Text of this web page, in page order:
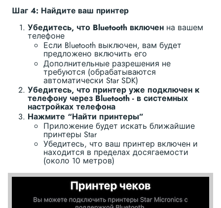
Шаг 4: Найдите ваш принтер
Убедитесь, что Bluetooth включен на вашем
телефоне
Если Bluetooth выключен, вам будет
предложено включить его
Дополнительные разрешения не
требуются (обрабатываются
автоматически Star SDK)
Убедитесь, что принтер уже подключен к
телефону через Bluetooth - в системных
настройках телефона
Нажмите “Найти принтеры”
Приложение будет искать ближайшие
принтеры Star
Убедитесь, что ваш принтер включен и
находится в пределах досягаемости
(около 10 метров)